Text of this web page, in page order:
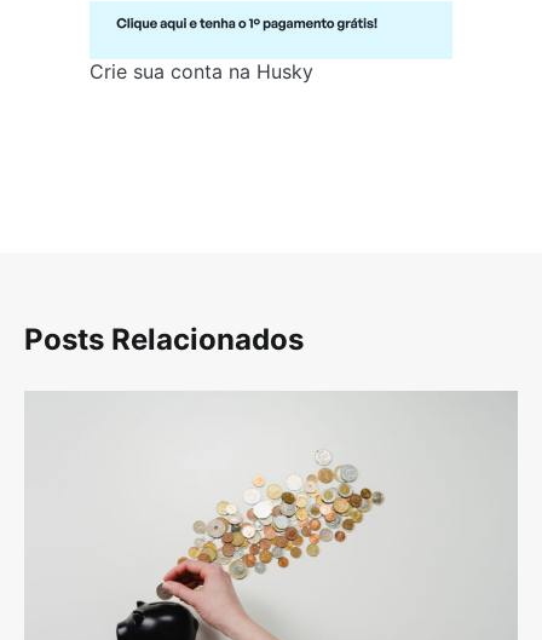
Crie sua conta na Husky
Posts Relacionados